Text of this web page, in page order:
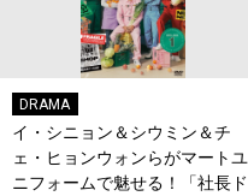
DRAMA
イ・シニョン＆シウミン＆チ
ェ・ヒョンウォンらがマートユ
ニフォームで魅せる！「社長ド